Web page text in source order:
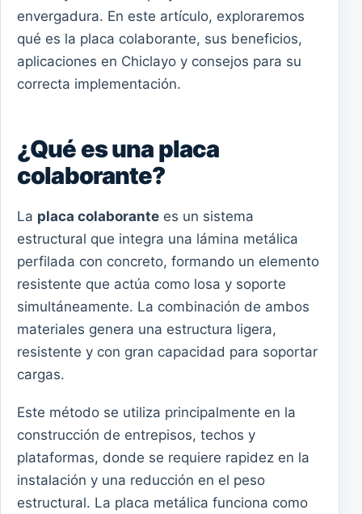
envergadura. En este artículo, exploraremos
qué es la placa colaborante, sus beneficios,
aplicaciones en Chiclayo y consejos para su
correcta implementación.
¿Qué es una placa
colaborante?
La placa colaborante es un sistema
estructural que integra una lámina metálica
perfilada con concreto, formando un elemento
resistente que actúa como losa y soporte
simultáneamente. La combinación de ambos
materiales genera una estructura ligera,
resistente y con gran capacidad para soportar
cargas.
Este método se utiliza principalmente en la
construcción de entrepisos, techos y
plataformas, donde se requiere rapidez en la
instalación y una reducción en el peso
estructural. La placa metálica funciona como